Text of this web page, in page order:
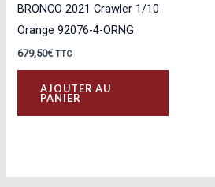
BRONCO 2021 Crawler 1/10
Orange 92076-4-ORNG
679,50€ TTC
AJOUTER AU
PANIER